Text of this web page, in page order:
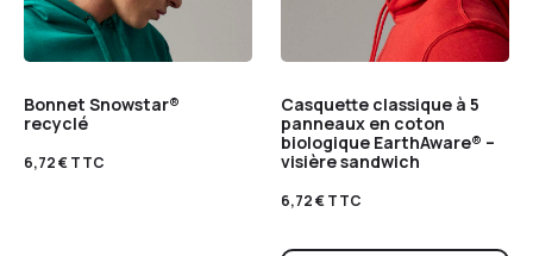
Bonnet Snowstar®
recyclé
6,72€TTC
Casquette classique à 5
panneaux en coton
biologique EarthAware® –
visière sandwich
6,72€TTC